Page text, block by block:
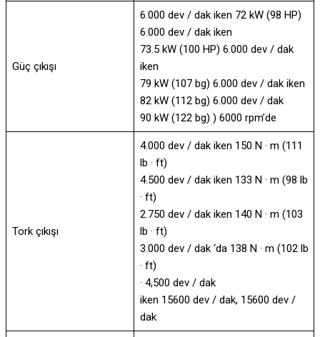
Güç çıkışı
6.000 dev / dak iken 72 kW (98 HP)
6.000 dev / dak iken
73.5 kW (100 HP) 6.000 dev / dak
iken
79 kW (107 bg) 6.000 dev / dak iken
82 kW (112 bg) 6.000 dev / dak
90 kW (122 bg) ) 6000 rpm’de
Tork çıkışı
4.000 dev / dak iken 150 N · m (111
lb · ft)
4.500 dev / dak iken 133 N · m (98 lb
· ft)
2.750 dev / dak iken 140 N · m (103
lb · ft)
3.000 dev / dak ‘da 138 N · m (102 lb
· ft)
· 4,500 dev / dak
iken 15600 dev / dak, 15600 dev /
dak